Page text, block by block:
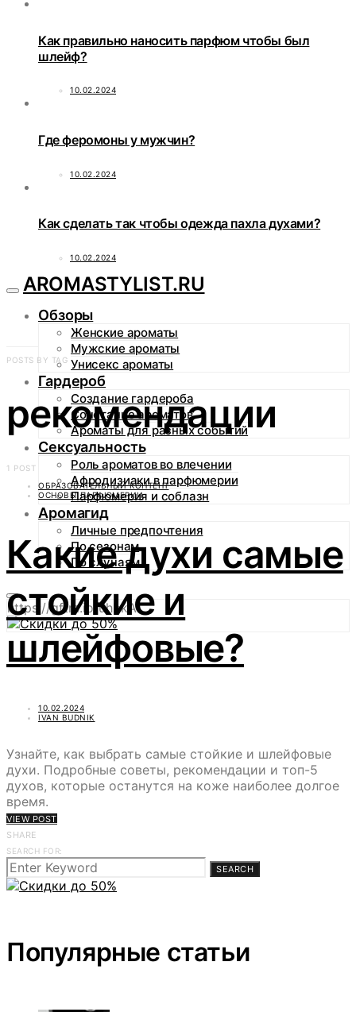
Как правильно наносить парфюм чтобы был
шлейф?
10.02.2024
Где феромоны у мужчин?
10.02.2024
Как сделать так чтобы одежда пахла духами?
10.02.2024
AROMASTYLIST.RU
Обзоры
Женские ароматы
Мужские ароматы
Унисекс ароматы
Гардероб
Создание гардероба
Сочетание ароматов
Ароматы для разных событий
Сексуальность
Роль ароматов во влечении
Афродизиаки в парфюмерии
Парфюмерия и соблазн
Аромагид
Личные предпочтения
По сезонам
По случаям
https://gftm.io/uhbkA
POSTS BY TAG
рекомендации
1 POST
ОБРАЗОВАТЕЛЬНЫЙ КОНТЕНТ
ОСНОВЫ ПАРФЮМЕРИИ
Какие духи самые
стойкие и
шлейфовые?
10.02.2024
IVAN BUDNIK
Узнайте, как выбрать самые стойкие и шлейфовые
духи. Подробные советы, рекомендации и топ-5
духов, которые останутся на коже наиболее долгое
время.
VIEW POST
SHARE
SEARCH FOR:
SEARCH
Популярные статьи